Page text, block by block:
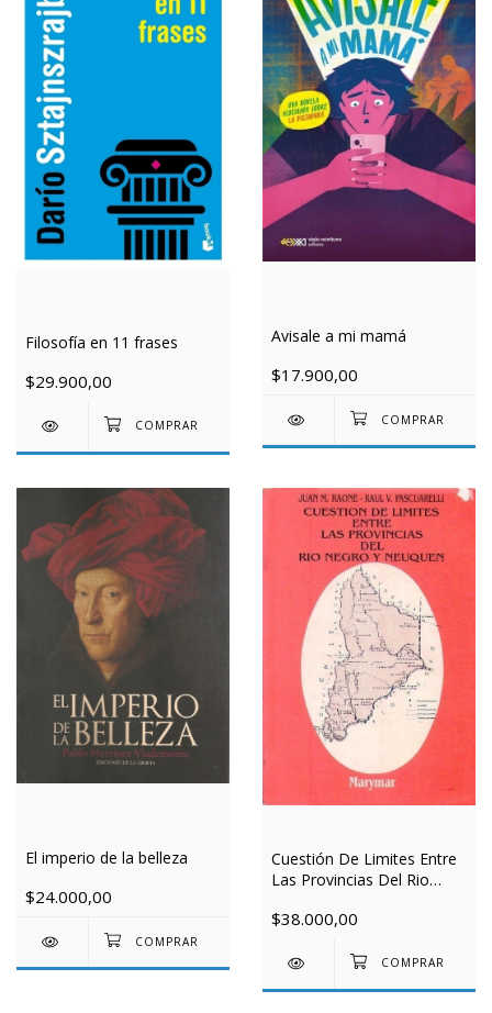
Filosofía en 11 frases
$29.900,00
Avisale a mi mamá
$17.900,00
El imperio de la belleza
$24.000,00
Cuestión De Limites Entre
Las Provincias Del Rio
$38.000,00